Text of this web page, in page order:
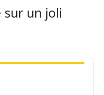
sur un joli